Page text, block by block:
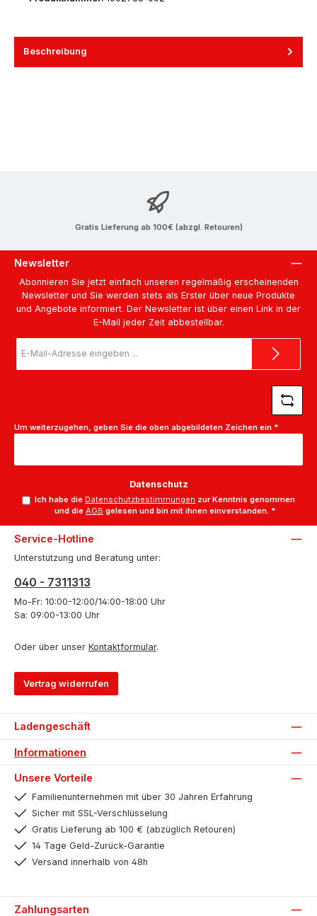
Beschreibung
Gratis Lieferung ab 100€ (abzgl. Retouren)
Newsletter
Abonnieren Sie jetzt einfach unseren regelmäßig erscheinenden
Newsletter und Sie werden stets als Erster über neue Produkte
und Angebote informiert. Der Newsletter ist über einen Link in der
E-Mail jeder Zeit abbestellbar.
Mail-
Um weiterzugehen, geben Sie die oben abgebildeten Zeichen ein *
Datenschutz
Ich habe die Datenschutzbestimmungen zur Kenntnis genommen
und dieAGB gelesen und bin mit ihnen einverstanden. *
Service-Hotline
Unterstützung und Beratung unter:
040 - 7311313
Mo-Fr: 10:00-12:00/14:00-18:00 Uhr
Sa: 09:00-13:00 Uhr
Oder über unser Kontaktformular.
Vertrag widerrufen
Ladengeschäft
Informationen
Unsere Vorteile
Familienunternehmen mit über 30 Jahren Erfahrung
Sicher mit SSL-Verschlüsselung
Gratis Lieferung ab 100 € (abzüglich Retouren)
14 Tage Geld-Zurück-Garantie
Versand innerhalb von 48h
Zahlungsarten